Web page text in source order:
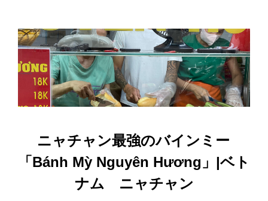
b
o
o
k
d
o
n
ニャチャン最強のバインミー
「Bánh Mỳ Nguyên Hương」|ベト
ナム ニャチャン